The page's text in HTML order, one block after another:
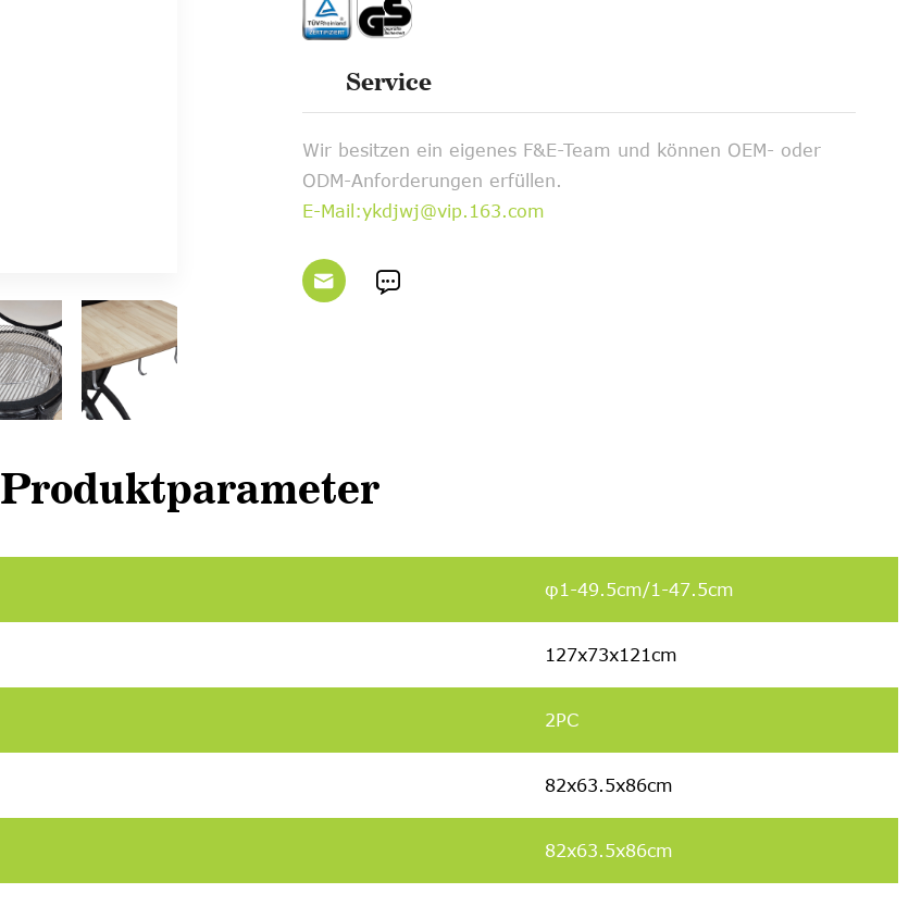
Service
Wir besitzen ein eigenes F&E-Team und können OEM- oder
ODM-Anforderungen erfüllen.
E-Mail:ykdjwj@vip.163.com
 
Produktparameter
φ1-49.5cm/1-47.5cm
127x73x121cm
2PC
82x63.5x86cm
82x63.5x86cm